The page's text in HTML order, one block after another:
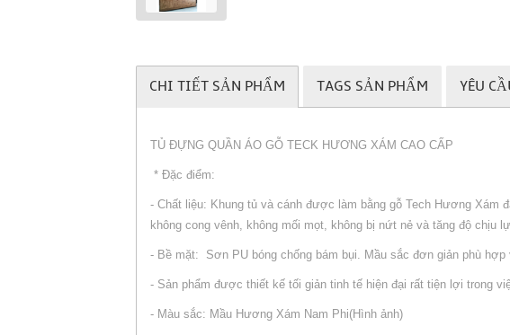
CHI TIẾT SẢN PHẨM TAGS SẢN PHẨM YÊU
TỦ ĐỰNG QUẦN ÁO GỖ TECK HƯƠNG XÁM CAO CẤP
* Đặc điểm:
- Chất liệu: Khung tủ và cánh được làm bằng gỗ Tech Hương Xám
không cong vênh, không mối mọt, không bị nứt nẻ và tăng độ chịu
- Bề mặt: Sơn PU bóng chống bám bụi. Mầu sắc đơn giản phù hợp
- Sản phẩm được thiết kế tối giản tinh tế hiện đại rất tiện lợi trong
- Màu sắc: Mầu Hương Xám Nam Phi(Hình ảnh)